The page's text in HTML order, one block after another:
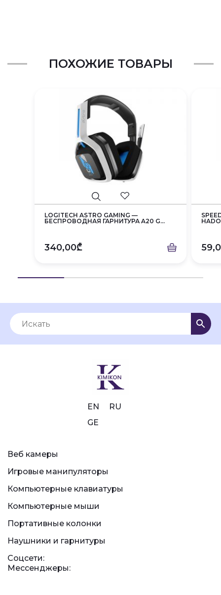
ПОХОЖИЕ ТОВАРЫ
LOGITECH ASTRO GAMING —
БЕСПРОВОДНАЯ ГАРНИТУРА A20 G...
340,00₾
Веб камеры
Игровые манипуляторы
Компьютерные клавиатуры
Компьютерные мыши
EN
RU
GE
Портативные колонки
Наушники и гарнитуры
Соцсети:
Мессенджеры: